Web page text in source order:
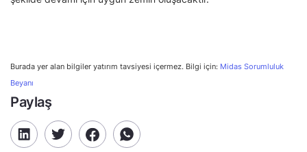
Burada yer alan bilgiler yatırım tavsiyesi içermez. Bilgi için: Midas Sorumluluk
Beyanı
Paylaş